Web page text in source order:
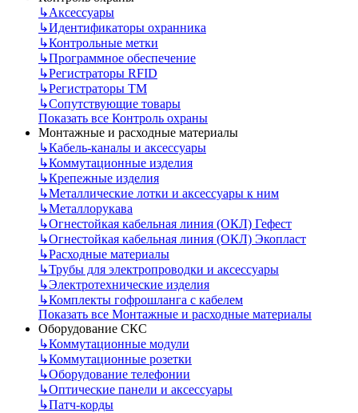
↳Аксессуары
↳Идентификаторы охранника
↳Контрольные метки
↳Программное обеспечение
↳Регистраторы RFID
↳Регистраторы ТМ
↳Сопутствующие товары
Показать все Контроль охраны
Монтажные и расходные материалы
↳Кабель-каналы и аксессуары
↳Коммутационные изделия
↳Крепежные изделия
↳Металлические лотки и аксессуары к ним
↳Металлорукава
↳Огнестойкая кабельная линия (ОКЛ) Гефест
↳Огнестойкая кабельная линия (ОКЛ) Экопласт
↳Расходные материалы
↳Трубы для электропроводки и аксессуары
↳Электротехнические изделия
↳Комплекты гофрошланга с кабелем
Показать все Монтажные и расходные материалы
Оборудование СКС
↳Коммутационные модули
↳Коммутационные розетки
↳Оборудование телефонии
↳Оптические панели и аксессуары
↳Патч-корды